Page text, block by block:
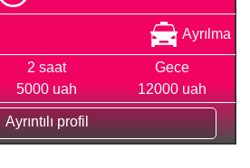
Ayrılma
2 saat
5000 uah
Gece
12000 uah
Ayrıntılı profil